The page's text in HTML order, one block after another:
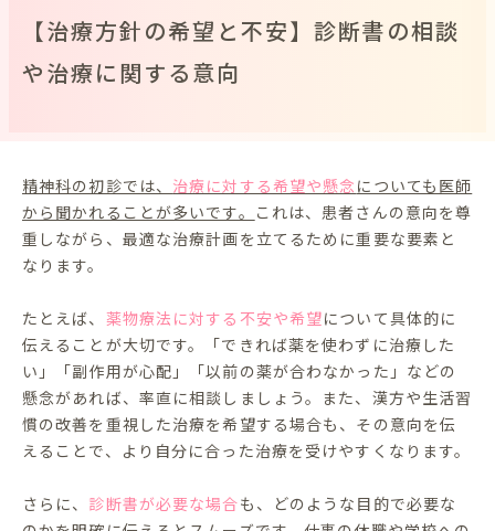
【治療方針の希望と不安】診断書の相談
や治療に関する意向
精神科の初診では、 治療に対する希望や懸念 についても医師
から聞かれることが多いです。 これは、患者さんの意向を尊
重しながら、最適な治療計画を立てるために重要な要素と
なります。
たとえば、 薬物療法に対する不安や希望について具体的に
伝えることが大切です。「できれば薬を使わずに治療した
い」「副作用が心配」「以前の薬が合わなかった」などの
懸念があれば、率直に相談しましょう。また、漢方や生活習
慣の改善を重視した治療を希望する場合も、その意向を伝
えることで、より自分に合った治療を受けやすくなります。
さらに、 診断書が必要な場合も、どのような目的で必要な